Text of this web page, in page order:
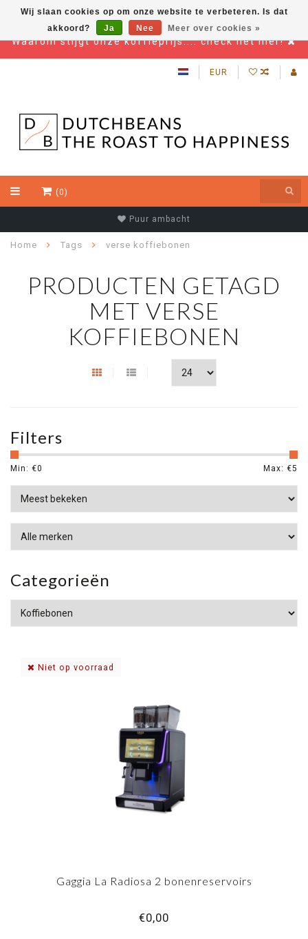
Waarom stijgt onze koffieprijs.... check het hier!
EUR
(0)
Puur ambacht
Home Tags verse koffiebonen
PRODUCTEN GETAGD
MET VERSE
KOFFIEBONEN
Filters
Min: €0 Max: €5
Categorieën
Niet op voorraad
Gaggia La Radiosa 2 bonenreservoirs
€0,00
Wij slaan cookies op om onze website te verbeteren. Is dat
akkoord?
Ja Nee Meer over cookies »